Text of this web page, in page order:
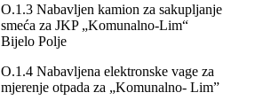
O.1.3 Nabavljen kamion za sakupljanje
smeća za JKP „Komunalno-Lim“
Bijelo Polje
O.1.4 Nabavljena elektronske vage za
mjerenje otpada za „Komunalno- Lim”